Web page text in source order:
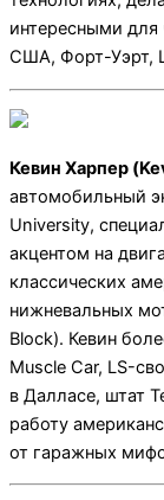
интересными для
США, Форт-Уэрт,
Кевин Харпер
автомобильный
University,
акцентом на
классических
нижневальных
Block). Кевин
Muscle Car, LS-
в Далласе, штат
работу
от гаражных